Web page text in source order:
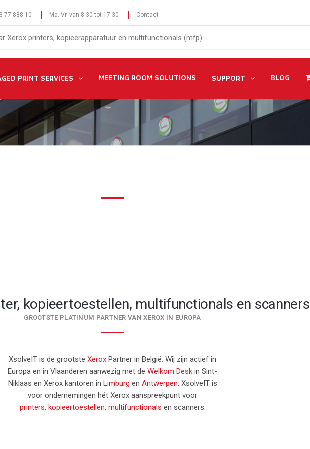
77 888 10 Ma.-Vr. van 8.30 tot 17.30 Contact
PRINT SERVICES MEETING ROOM SOLUTIONS SUPPORT BLOG
kopieertoestellen, multifunctionals en scanners
GROOTSTE PLATINUM PARTNER VAN XEROX IN EUROPA
XsolveIT is de grootste Xerox Partner in België. Wij zijn actief in
Europa en in Vlaanderen aanwezig met de Welkom Desk in Sint-
Niklaas en Xerox kantoren in Limburg en Antwerpen. XsolveIT is
voor ondernemingen hét Xerox aanspreekpunt voor
printers, kopieertoestellen, multifunctionals en scanners.